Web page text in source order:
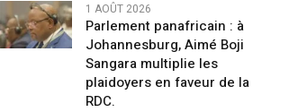
1 AOÛT 2026
Parlement panafricain : à
Johannesburg, Aimé Boji
Sangara multiplie les
plaidoyers en faveur de la
RDC.